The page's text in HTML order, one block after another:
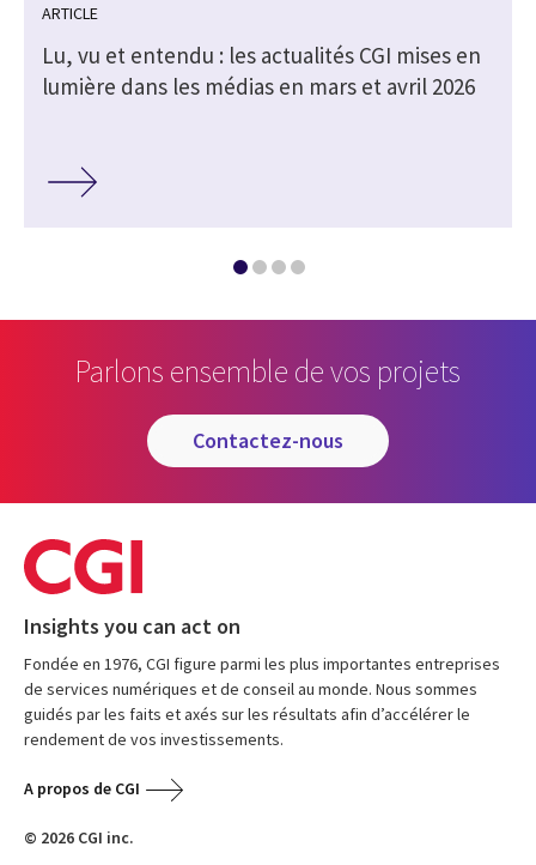
ARTICLE
Lu, vu et entendu : les actualités CGI mises en
lumière dans les médias en mars et avril 2026
Parlons ensemble de vos projets
contactez-nous
Insights you can act on
Fondée en 1976, CGI figure parmi les plus importantes entreprises
de services numériques et de conseil au monde. Nous sommes
guidés par les faits et axés sur les résultats afin d’accélérer le
rendement de vos investissements.
A propos de CGI
© 2026 CGI inc.